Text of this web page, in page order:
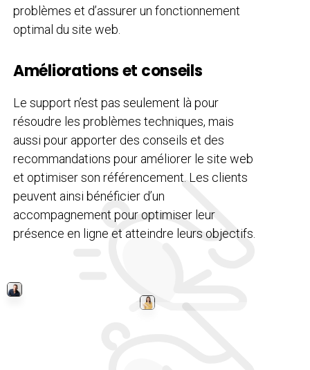
problèmes et d’assurer un fonctionnement
optimal du site web.
Améliorations et conseils
Le support n’est pas seulement là pour
résoudre les problèmes techniques, mais
aussi pour apporter des conseils et des
recommandations pour améliorer le site web
et optimiser son référencement. Les clients
peuvent ainsi bénéficier d’un
accompagnement pour optimiser leur
présence en ligne et atteindre leurs objectifs.